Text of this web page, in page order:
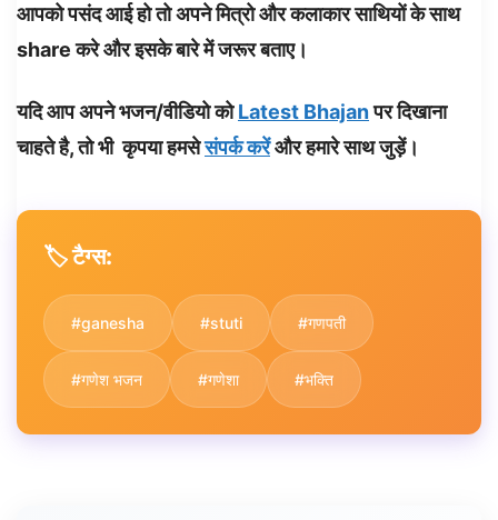
आपको पसंद आई हो तो अपने मित्रो और कलाकार साथियों के साथ
share करे और इसके बारे में जरूर बताए।
यदि आप अपने भजन/वीडियो कोLatest Bhajanपर दिखाना
चाहते है, तो भी कृपया हमसेसंपर्क करेंऔर हमारे साथ जुड़ें।
🏷️ टैग्स:
#ganesha #stuti #गणपती
#गणेश भजन #गणेशा #भक्ति